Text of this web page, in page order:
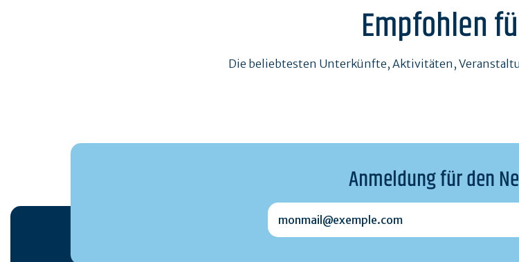
Empfohlen
Die beliebtesten Unterkünfte, Aktivitäten,
Anmeldung für den
monmail@exemple.com